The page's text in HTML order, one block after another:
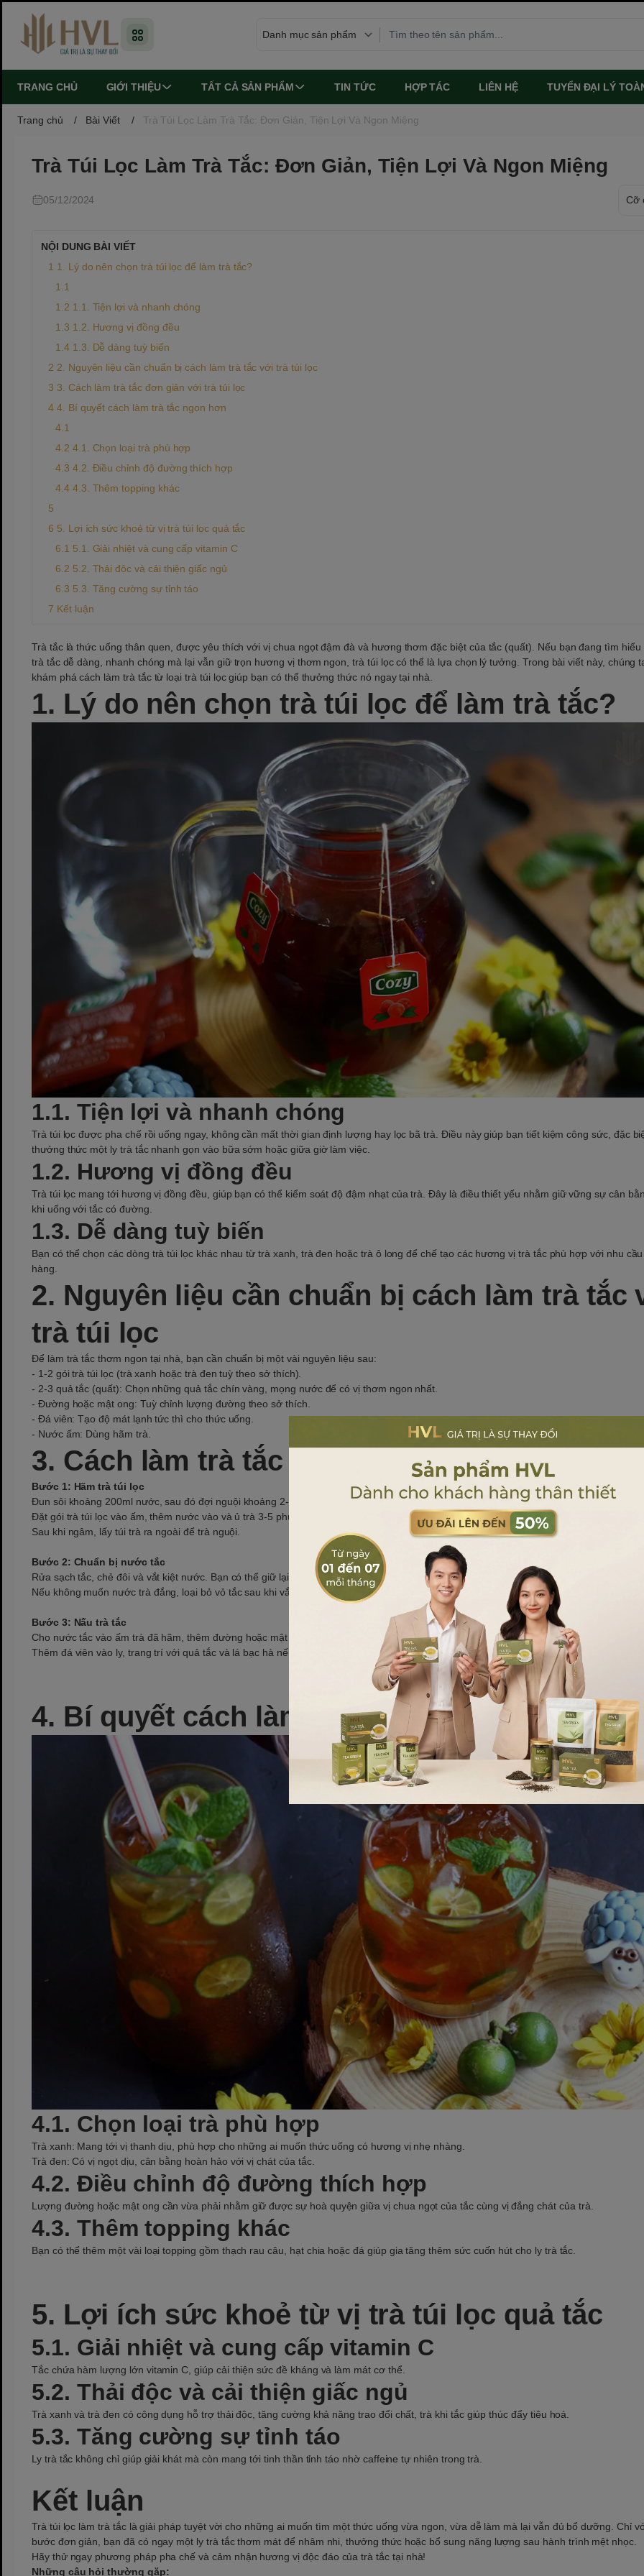
TRANG CHỦ GIỚI THIỆU TẤT CẢ SẢN PHẨM TIN TỨC HỢP TÁC LIÊN HỆ TUYỂN ĐẠI LÝ
Trang chủ / Bài Viết / Trà Túi Lọc Làm Trà Tắc: Đơn Giản, Tiện Lợi Và Ngon Miệng
Trà Túi Lọc Làm Trà Tắc: Đơn Giản, Tiện Lợi Và Ngon Miệng
05/12/2024
NỘI DUNG BÀI VIẾT
1. Lý do nên chọn trà túi lọc để làm trà tắc?
1.1. Tiện lợi và nhanh chóng
1.2. Hương vị đồng đều
1.3. Dễ dàng tuỳ biến
2. Nguyên liệu cần chuẩn bị cách làm trà tắc với trà túi lọc
3. Cách làm trà tắc đơn giản với trà túi lọc
4. Bí quyết cách làm trà tắc ngon hơn
4.1. Chọn loại trà phù hợp
4.2. Điều chỉnh độ đường thích hợp
4.3. Thêm topping khác
5. Lợi ích sức khoẻ từ vị trà túi lọc quả tắc
5.1. Giải nhiệt và cung cấp vitamin C
5.2. Thải độc và cải thiện giấc ngủ
5.3. Tăng cường sự tỉnh táo
Kết luận
Trà tắc là thức uống thân quen, được yêu thích với vị chua ngọt đậm đà và hương thơm đặc biệt của tắc (quất). Nếu bạn đang tìm hiểu
trà tắc dễ dàng, nhanh chóng mà lại vẫn giữ trọn hương vị thơm ngon, trà túi lọc có thể là lựa chọn lý tưởng. Trong bài viết này, chúng
khám phá cách làm trà tắc từ loại trà túi lọc giúp bạn có thể thưởng thức nó ngay tại nhà.
1. Lý do nên chọn trà túi lọc để làm trà tắc?
1.1. Tiện lợi và nhanh chóng
Trà túi lọc được pha chế rồi uống ngay, không cần mất thời gian định lượng hay lọc bã trà. Điều này giúp bạn tiết kiệm công sức, đặc
thưởng thức một ly trà tắc nhanh gọn vào bữa sớm hoặc giữa giờ làm việc.
1.2. Hương vị đồng đều
Trà túi lọc mang tới hương vị đồng đều, giúp bạn có thể kiểm soát độ đậm nhạt của trà. Đây là điều thiết yếu nhằm giữ vững sự cân
khi uống với tắc có đường.
1.3. Dễ dàng tuỳ biến
Bạn có thể chọn các dòng trà túi lọc khác nhau từ trà xanh, trà đen hoặc trà ô long để chế tạo các hương vị trà tắc phù hợp với nhu
hàng.
2. Nguyên liệu cần chuẩn bị cách làm trà tắc
trà túi lọc
Để làm trà tắc thơm ngon tại nhà, bạn cần chuẩn bị một vài nguyên liệu sau:
- 1-2 gói trà túi lọc (trà xanh hoặc trà đen tuỳ theo sở thích).
- 2-3 quả tắc (quất): Chọn những quả tắc chín vàng, mọng nước để có vị thơm ngon nhất.
- Đường hoặc mật ong: Tuỳ chỉnh lượng đường theo sở thích.
- Đá viên: Tạo độ mát lạnh tức thì cho thức uống.
- Nước ấm: Dùng hãm trà.
3. Cách làm trà tắc đơn giản với trà túi lọc
Bước 1: Hãm trà túi lọc
Đun sôi khoảng 200ml nước, sau đó đợi nguội khoảng 2-3 phút để nước ở nhiệt độ khoảng 80-90 độ C.
Đặt gói trà túi lọc vào ấm, thêm nước vào và ủ trà 3-5 phút. Điều này giúp trà toả trọn vẹn hương vị mà lại không bị gắt.
Sau khi ngâm, lấy túi trà ra ngoài để trà nguội.
Bước 2: Chuẩn bị nước tắc
Rửa sạch tắc, chẻ đôi và vắt kiệt nước. Bạn có thể giữ lại những lát tắc tươi để pha ly trà.
Nếu không muốn nước trà đắng, loại bỏ vỏ tắc sau khi vắt.
Bước 3: Nấu trà tắc
Cho nước tắc vào ấm trà đã hãm, thêm đường hoặc mật ong theo ý muốn. Khuấy đều để đường tan hoàn toàn.
Thêm đá viên vào ly, trang trí với quả tắc và lá bạc hà nếu có để hương vị thêm tươi mát.
4. Bí quyết cách làm trà tắc ngon hơn
4.1. Chọn loại trà phù hợp
Trà xanh: Mang tới vị thanh dịu, phù hợp cho những ai muốn thức uống có hương vị nhẹ nhàng.
Trà đen: Có vị ngọt dịu, cân bằng hoàn hảo với vị chát của tắc.
4.2. Điều chỉnh độ đường thích hợp
Lượng đường hoặc mật ong cần vừa phải nhằm giữ được sự hoà quyện giữa vị chua ngọt của tắc cùng vị đắng chát của trà.
4.3. Thêm topping khác
Bạn có thể thêm một vài loại topping gồm thạch rau câu, hạt chia hoặc đá giúp gia tăng thêm sức cuốn hút cho ly trà tắc.
5. Lợi ích sức khoẻ từ vị trà túi lọc quả tắc
5.1. Giải nhiệt và cung cấp vitamin C
Tắc chứa hàm lượng lớn vitamin C, giúp cải thiện sức đề kháng và làm mát cơ thể.
5.2. Thải độc và cải thiện giấc ngủ
Trà xanh và trà đen có công dụng hỗ trợ thải độc, tăng cường khả năng trao đổi chất, trà khi tắc giúp thúc đẩy tiêu hoá.
5.3. Tăng cường sự tỉnh táo
Ly trà tắc không chỉ giúp giải khát mà còn mang tới tinh thần tỉnh táo nhờ caffeine tự nhiên trong trà.
Kết luận
Trà túi lọc làm trà tắc là giải pháp tuyệt vời cho những ai muốn tìm một thức uống vừa ngon, vừa dễ làm mà lại vẫn đủ bổ dưỡng. Chỉ
bước đơn giản, bạn đã có ngay một ly trà tắc thơm mát để nhâm nhi, thưởng thức hoặc bổ sung năng lượng sau hành trình mệt nhọc.
Hãy thử ngay phương pháp pha chế và cảm nhận hương vị độc đáo của trà tắc tại nhà!
Những câu hỏi thường gặp: